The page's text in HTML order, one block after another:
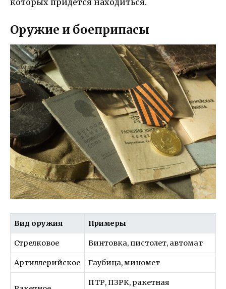
Оружие и боеприпасы
Вид оружия Примеры
Стрелковое Винтовка, пистолет, автомат
Артиллерийское Гаубица, миномет
ПТР, ПЗРК, ракетная